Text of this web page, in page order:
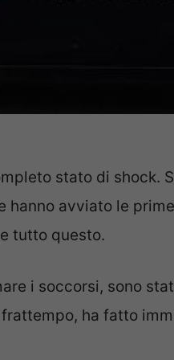
stato di shock.
hanno avviato le
tutto questo.
i soccorsi, sono
ha fatto